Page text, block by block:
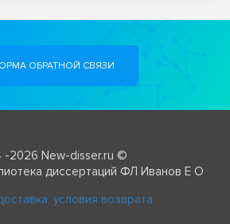
ОБРАТНОЙ СВЯЗИ
-2026 New-disser.ru ©
диссертаций ФЛ Иванов Е О
условия возврата